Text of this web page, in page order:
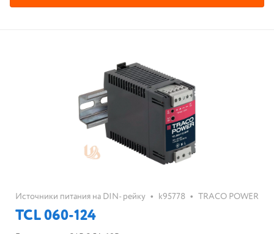
Источники питания на DIN- рейку • k95778 • TRACO POWER
TCL 060-124